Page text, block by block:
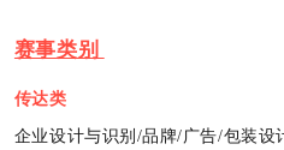
赛事类别
传达类
企业设计与识别/品牌/广告/包装设